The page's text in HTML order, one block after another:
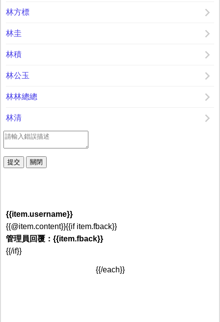
林方標
林圭
林積
林公玉
林林總總
林清
{{item.username}}
{{@item.content}}{{if item.fback}}
管理員回覆：{{item.fback}}
{{/if}}
{{/each}}